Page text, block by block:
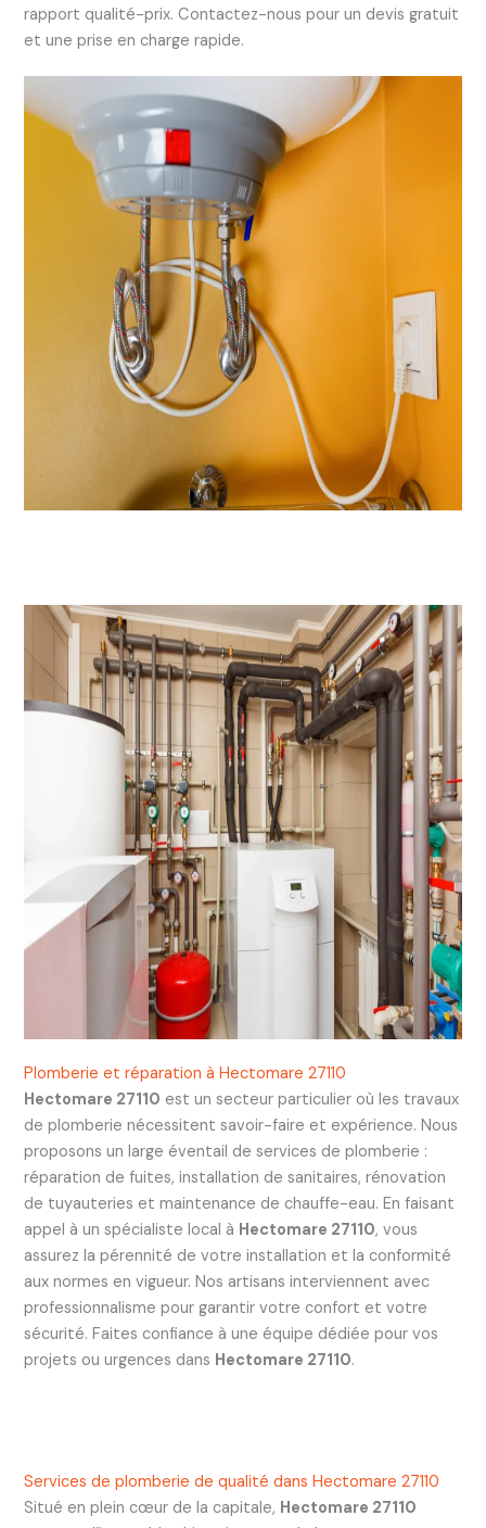
rapport qualité-prix. Contactez-nous pour un devis gratuit
et une prise en charge rapide.
Plomberie et réparation à Hectomare 27110
Hectomare 27110 est un secteur particulier où les travaux
de plomberie nécessitent savoir-faire et expérience. Nous
proposons un large éventail de services de plomberie :
réparation de fuites, installation de sanitaires, rénovation
de tuyauteries et maintenance de chauffe-eau. En faisant
appel à un spécialiste local à Hectomare 27110, vous
assurez la pérennité de votre installation et la conformité
aux normes en vigueur. Nos artisans interviennent avec
professionnalisme pour garantir votre confort et votre
sécurité. Faites confiance à une équipe dédiée pour vos
projets ou urgences dans Hectomare 27110.
Services de plomberie de qualité dans Hectomare 27110
Situé en plein cœur de la capitale, Hectomare 27110